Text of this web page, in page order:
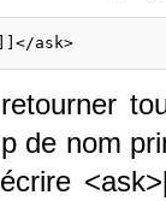
<ask>[[Aide:+]]</ask>
de nom